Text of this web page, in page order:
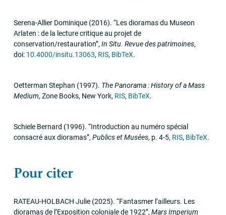
Serena-Allier Dominique (2016). “Les dioramas du Museon
Arlaten : de la lecture critique au projet de
conservation/restauration”, In Situ. Revue des patrimoines,
doi: 10.4000/insitu.13063, RIS, BibTeX.
Oetterman Stephan (1997). The Panorama : History of a Mass
Medium, Zone Books, New York, RIS, BibTeX.
Schiele Bernard (1996). “Introduction au numéro spécial
consacré aux dioramas”, Publics et Musées, p. 4-5, RIS, BibTeX.
Pour citer
RATEAU-HOLBACH Julie (2025). “Fantasmer l’ailleurs. Les
dioramas de l’Exposition coloniale de 1922”,Mars Imperium